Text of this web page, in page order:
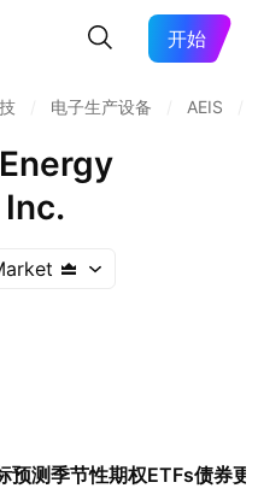
开始
电子生产设备 AEIS
预测季节性期权ETFs债券更